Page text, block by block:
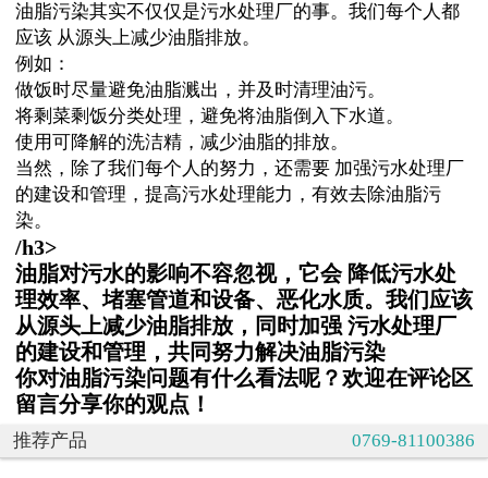
油脂污染其实不仅仅是污水处理厂的事。我们每个人都
应该 从源头上减少油脂排放。
例如：
做饭时尽量避免油脂溅出，并及时清理油污。
将剩菜剩饭分类处理，避免将油脂倒入下水道。
使用可降解的洗洁精，减少油脂的排放。
当然，除了我们每个人的努力，还需要 加强污水处理厂
的建设和管理，提高污水处理能力，有效去除油脂污
染。
/h3>
油脂对污水的影响不容忽视，它会 降低污水处
理效率、堵塞管道和设备、恶化水质。我们应该
从源头上减少油脂排放，同时加强 污水处理厂
的建设和管理，共同努力解决油脂污染
你对油脂污染问题有什么看法呢？欢迎在评论区
留言分享你的观点！
推荐产品 0769-81100386